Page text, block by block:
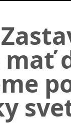
mať